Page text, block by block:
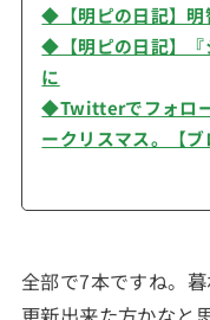
◆【明ピの日記】明
◆【明ピの日記】
に
◆Twitterでフォロ
ークリスマス。【ブ
全部で7本ですね。